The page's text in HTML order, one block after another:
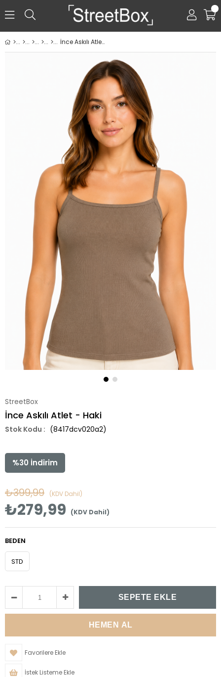
0
İnce Askılı Atlet - Haki
StreetBox
İnce Askılı Atlet - Haki
(8417dcv020a2)
%30 İndirim
₺399,99 (KDV Dahil)
₺279,99 (KDV Dahil)
BEDEN
STD
Favorilere Ekle
İstek Listeme Ekle